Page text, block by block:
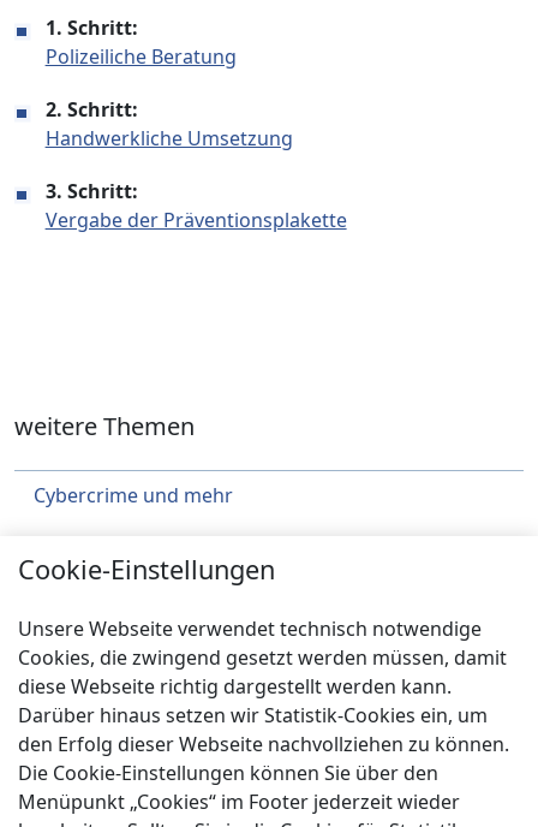
1. Schritt:
Polizeiliche Beratung
2. Schritt:
Handwerkliche Umsetzung
3. Schritt:
Vergabe der Präventionsplakette
weitere Themen
Cybercrime und mehr
Über uns
Service
Spenden
Cookie-Einstellungen
Unsere Webseite verwendet technisch notwendige
Cookies, die zwingend gesetzt werden müssen, damit
diese Webseite richtig dargestellt werden kann.
Darüber hinaus setzen wir Statistik-Cookies ein, um
den Erfolg dieser Webseite nachvollziehen zu können.
Die Cookie-Einstellungen können Sie über den
Menüpunkt „Cookies“ im Footer jederzeit wieder